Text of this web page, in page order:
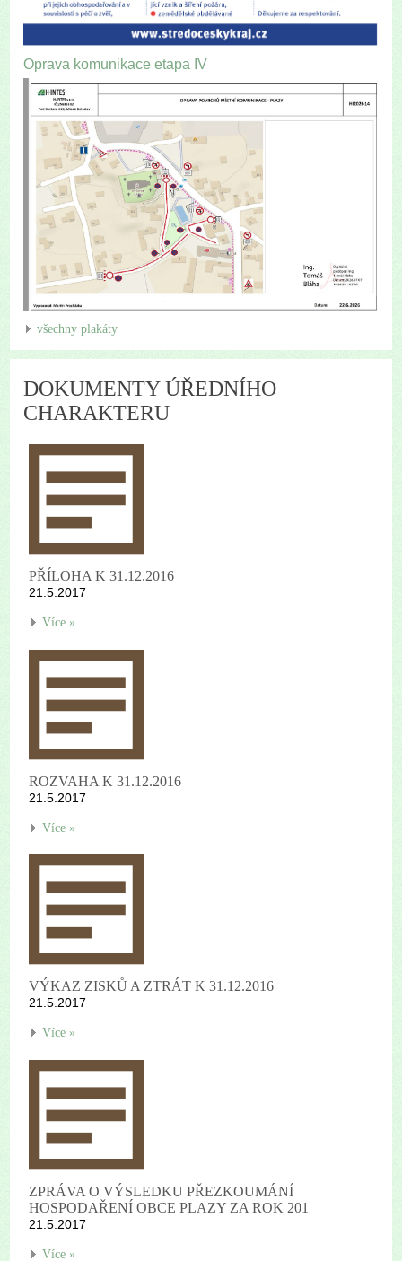
Oprava komunikace etapa IV
všechny plakáty
DOKUMENTY ÚŘEDNÍHO
CHARAKTERU
PŘÍLOHA K 31.12.2016
21.5.2017
Více »
ROZVAHA K 31.12.2016
21.5.2017
Více »
VÝKAZ ZISKŮ A ZTRÁT K 31.12.2016
21.5.2017
Více »
ZPRÁVA O VÝSLEDKU PŘEZKOUMÁNÍ
HOSPODAŘENÍ OBCE PLAZY ZA ROK 201
21.5.2017
Více »